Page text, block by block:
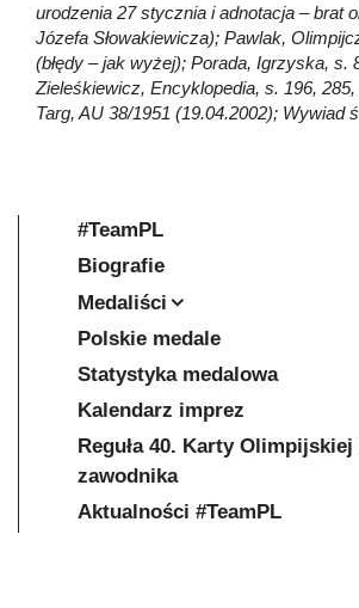
urodzenia 27 stycznia i adnotacja – brat
Józefa Słowakiewicza); Pawlak,
(błędy – jak wyżej); Porada, Igrzyska, s.
Zieleśkiewicz, Encyklopedia, s. 196,
Targ, AU 38/1951 (19.04.2002); Wywiad
#TeamPL
Biografie
Medaliści
Polskie medale
Statystyka medalowa
Kalendarz imprez
Reguła 40. Karty Olimpijskiej
zawodnika
Aktualności #TeamPL